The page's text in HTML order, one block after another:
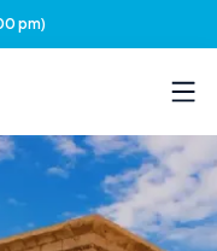
pm)